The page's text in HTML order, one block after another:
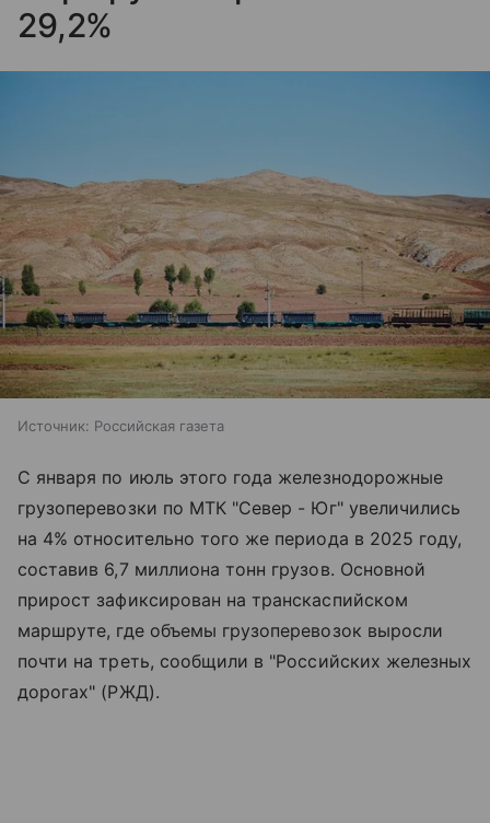
29,2%
Источник: Российская газета
С января по июль этого года железнодорожные
грузоперевозки по МТК "Север - Юг" увеличились
на 4% относительно того же периода в 2025 году,
составив 6,7 миллиона тонн грузов. Основной
прирост зафиксирован на транскаспийском
маршруте, где объемы грузоперевозок выросли
почти на треть, сообщили в "Российских железных
дорогах" (РЖД).